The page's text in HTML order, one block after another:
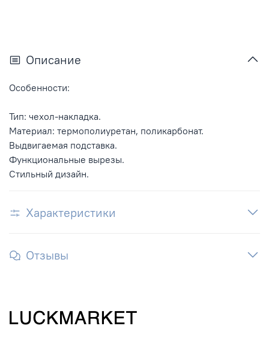
Описание
Особенности:
Тип: чехол-накладка.
Материал: термополиуретан, поликарбонат.
Выдвигаемая подставка.
Функциональные вырезы.
Стильный дизайн.
Характеристики
Отзывы